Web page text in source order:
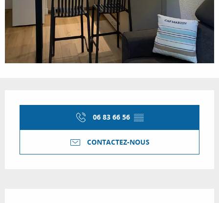
06 83 66 56 ▒▒
CONTACTEZ-NOUS